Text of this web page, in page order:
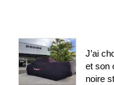
J’ai
et son
noire